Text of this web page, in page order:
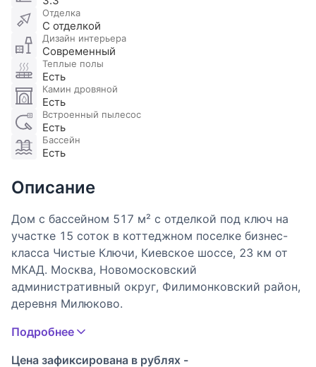
Отделка
С отделкой
Дизайн интерьера
Современный
Теплые полы
Есть
Камин дровяной
Есть
Встроенный пылесос
Есть
Бассейн
Есть
Описание
Дом с бассейном 517 м² с отделкой под ключ на
участке 15 соток в коттеджном поселке бизнес-
класса Чистые Ключи, Киевское шоссе, 23 км от
МКАД. Москва, Новомосковский
административный округ, Филимонковский район,
деревня Милюково.
Ключевые особенности:
Новый дом с отделкой "под ключ" 2025 г, вид на
Подробнее
Цена зафиксирована в рублях -